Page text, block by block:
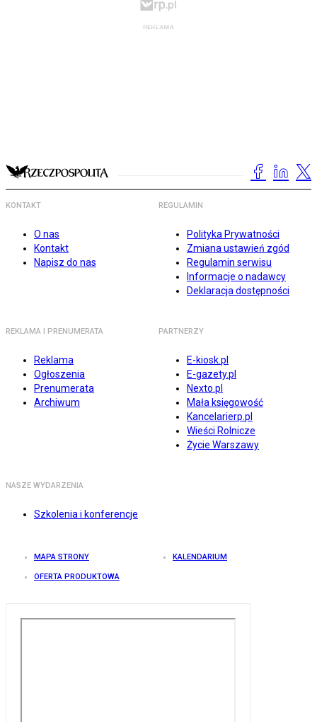
KONTAKT
O nas
Kontakt
Napisz do nas
REGULAMIN
Polityka Prywatności
Zmiana ustawień zgód
Regulamin serwisu
Informacje o nadawcy
Deklaracja dostępności
REKLAMA I PRENUMERATA
Reklama
Ogłoszenia
Prenumerata
Archiwum
PARTNERZY
E-kiosk.pl
E-gazety.pl
Nexto.pl
Mała księgowość
Kancelarierp.pl
Wieści Rolnicze
Życie Warszawy
NASZE WYDARZENIA
Szkolenia i konferencje
MAPA STRONY KALENDARIUM
OFERTA PRODUKTOWA